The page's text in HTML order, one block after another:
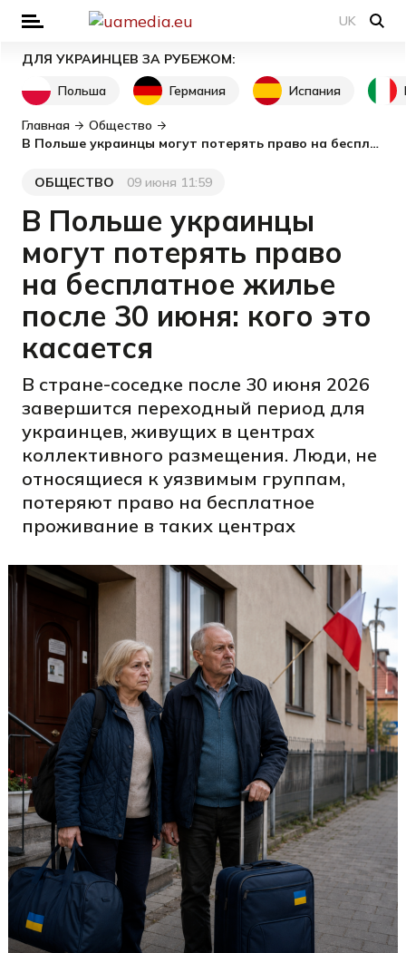
UK
ДЛЯ УКРАИНЦЕВ ЗА РУБЕЖОМ:
Польша
Германия Испания
Главная
Общество
В Польше украинцы могут потерять право на бесплатное жилье после 30 июня: кого это касается
Категория
ОБЩЕСТВО
Дата публикации
09 июня 11:59
В Польше украинцы
могут потерять право
на бесплатное жилье
после 30 июня: кого это
касается
В стране-соседке после 30 июня 2026
завершится переходный период для
украинцев, живущих в центрах
коллективного размещения. Люди, не
относящиеся к уязвимым группам,
потеряют право на бесплатное
проживание в таких центрах